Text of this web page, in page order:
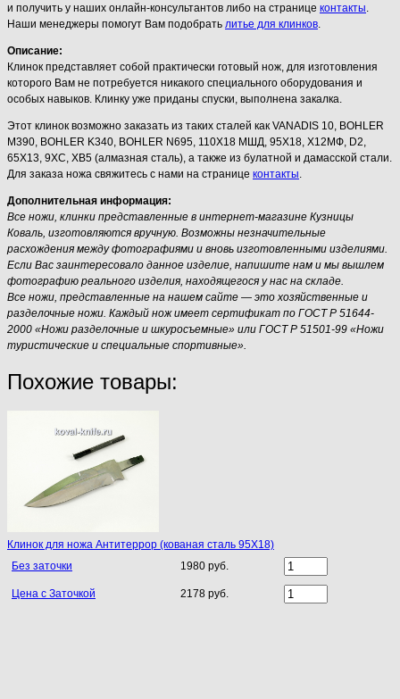
и получить у наших онлайн-консультантов либо на странице контакты.
Наши менеджеры помогут Вам подобрать литье для клинков.
Описание:
Клинок представляет собой практически готовый нож, для изготовления
которого Вам не потребуется никакого специального оборудования и
особых навыков. Клинку уже приданы спуски, выполнена закалка.
Этот клинок возможно заказать из таких сталей как VANADIS 10, BOHLER
M390, BOHLER K340, BOHLER N695, 110Х18 МШД, 95Х18, Х12МФ, D2,
65Х13, 9ХС, ХВ5 (алмазная сталь), а также из булатной и дамасской стали.
Для заказа ножа свяжитесь с нами на странице контакты.
Дополнительная информация:
Все ножи, клинки представленные в интернет-магазине Кузницы
Коваль, изготовляются вручную. Возможны незначительные
расхождения между фотографиями и вновь изготовленными изделиями.
Если Вас заинтересовало данное изделие, напишите нам и мы вышлем
фотографию реального изделия, находящегося у нас на складе.
Все ножи, представленные на нашем сайте — это хозяйственные и
разделочные ножи. Каждый нож имеет сертификат по ГОСТ Р 51644-
2000 «Ножи разделочные и шкуросъемные» или ГОСТ Р 51501-99 «Ножи
туристические и специальные спортивные».
Похожие товары:
Клинок для ножа Антитеррор (кованая сталь 95Х18)
Без заточки
1980 руб.
Цена с Заточкой 2178 руб.